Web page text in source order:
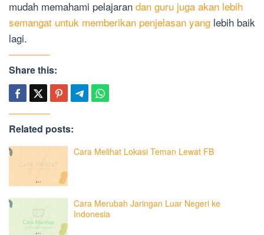
mudah memahami pelajaran dan guru juga akan lebih
semangat untuk memberikan penjelasan yang lebih baik
lagi.
Share this:
Related posts:
Cara Melihat Lokasi Teman Lewat FB
Cara Merubah Jaringan Luar Negeri ke
Indonesia